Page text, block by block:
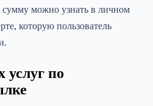
можно узнать в личном
которую пользователь
услуг по